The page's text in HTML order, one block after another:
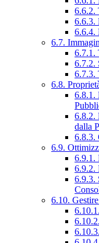
6.6.2.
6.6.3.
6.6.4.
6.7.
6.7.1.
6.7.2.
6.7.3.
6.8.
6.8.1.
6.8.2.
dalla
6.8.3.
6.9.
6.9.1.
6.9.2.
6.9.3.
6.10.